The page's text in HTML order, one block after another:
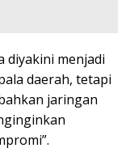
diyakini menjadi
daerah, tetapi
jaringan